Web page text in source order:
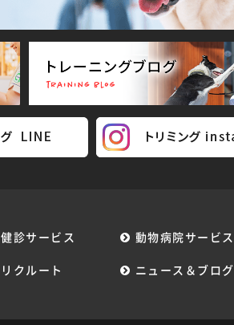
健診サービス 動物病院サービス
リクルート ニュース＆ブログ